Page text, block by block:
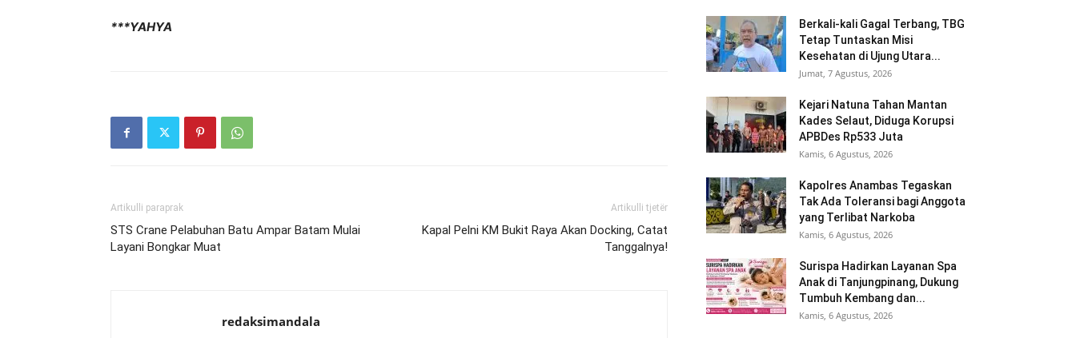
***YAHYA
Artikulli paraprak
STS Crane Pelabuhan Batu Ampar Batam Mulai
Layani Bongkar Muat
Artikulli tjetër
Kapal Pelni KM Bukit Raya Akan Docking, Catat
Tanggalnya!
redaksimandala
Berkali-kali Gagal Terbang, TBG
Tetap Tuntaskan Misi
Kesehatan di Ujung Utara...
Jumat, 7 Agustus, 2026
Kejari Natuna Tahan Mantan
Kades Selaut, Diduga Korupsi
APBDes Rp533 Juta
Kamis, 6 Agustus, 2026
Kapolres Anambas Tegaskan
Tak Ada Toleransi bagi Anggota
yang Terlibat Narkoba
Kamis, 6 Agustus, 2026
Surispa Hadirkan Layanan Spa
Anak di Tanjungpinang, Dukung
Tumbuh Kembang dan...
Kamis, 6 Agustus, 2026